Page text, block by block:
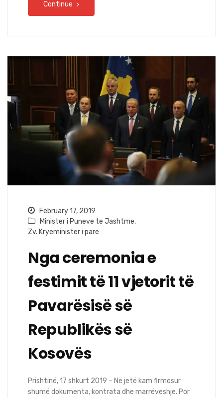
Continue
February 17, 2019
Minister i Puneve te Jashtme,
Zv. Kryeminister i pare
Nga ceremonia e
festimit të 11 vjetorit të
Pavarësisë së
Republikës së
Kosovës
Prishtinë, 17 shkurt 2019 – Në jetë kam firmosur
shumë dokumenta, kontrata dhe marrëveshje. Por